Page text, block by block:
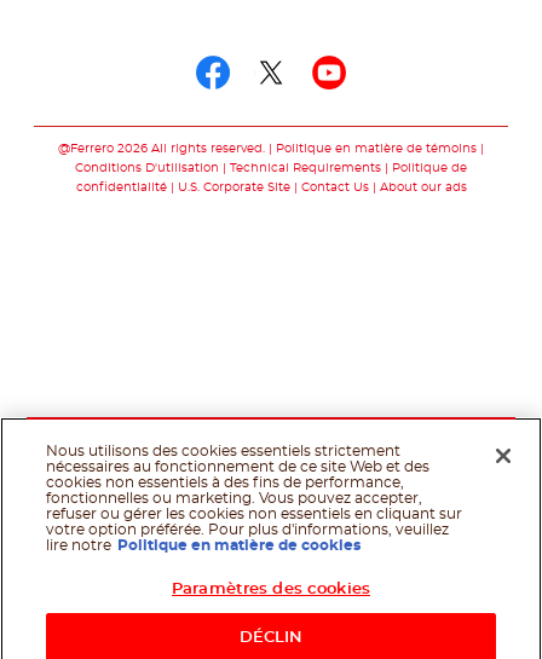
@Ferrero 2026 All rights reserved.
Politique en matière de témoins
Conditions D'utilisation
Technical Requirements
Politique de
confidentialité
U.S. Corporate Site Contact Us About our ads
Nous utilisons des cookies essentiels strictement
nécessaires au fonctionnement de ce site Web et des
cookies non essentiels à des fins de performance,
fonctionnelles ou marketing. Vous pouvez accepter,
refuser ou gérer les cookies non essentiels en cliquant sur
votre option préférée. Pour plus d'informations, veuillez
lire notre
Politique en matière de cookies
Paramètres des cookies
DÉCLIN